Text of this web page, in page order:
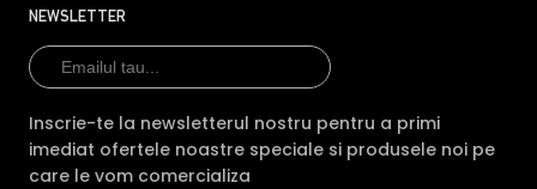
NEWSLETTER
Inscrie-te la newsletterul nostru pentru a primi
imediat ofertele noastre speciale si produsele noi pe
care le vom comercializa